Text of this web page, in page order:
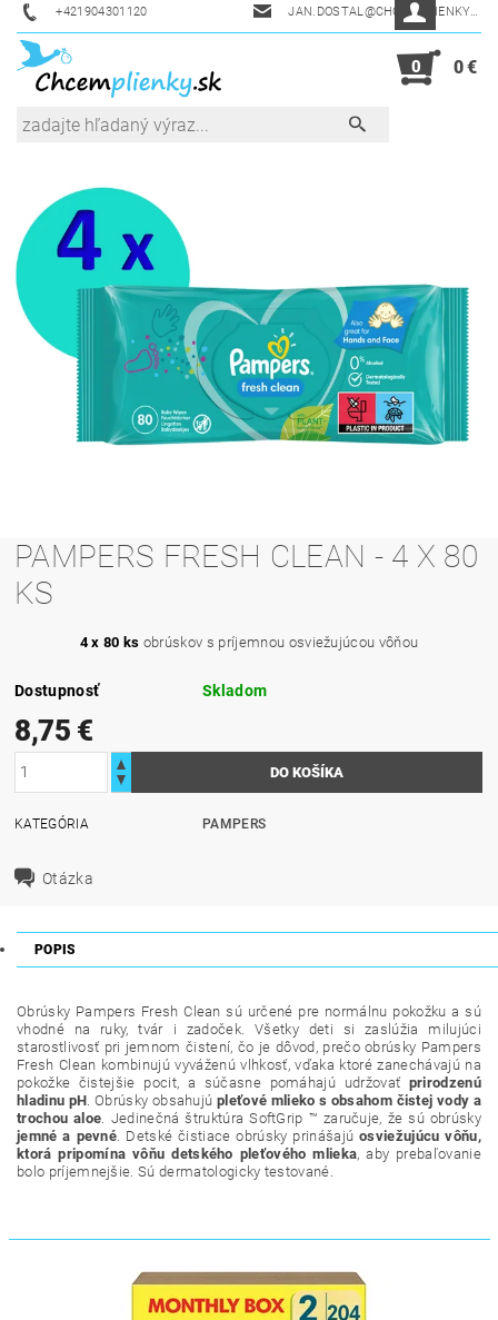
+421904301120 JAN.DOSTAL@CHCEMPLIENKY.SK
0 0 €
PAMPERS FRESH CLEAN - 4 X 80
KS
4 x 80 ks obrúskov s príjemnou osviežujúcou vôňou
Dostupnosť Skladom
8,75 €
KATEGÓRIA PAMPERS
Otázka
POPIS
Obrúsky Pampers Fresh Clean sú určené pre normálnu pokožku a sú
vhodné na ruky, tvár i zadoček. Všetky deti si zaslúžia milujúci
starostlivosť pri jemnom čistení, čo je dôvod, prečo obrúsky Pampers
Fresh Clean kombinujú vyváženú vlhkosť, vďaka ktoré zanechávajú na
pokožke čistejšie pocit, a súčasne pomáhajú udržovať prirodzenú
hladinu pH. Obrúsky obsahujú pleťové mlieko s obsahom čistej vody a
trochou aloe. Jedinečná štruktúra SoftGrip ™ zaručuje, že sú obrúsky
jemné a pevné. Detské čistiace obrúsky prinášajúosviežujúcu vôňu,
ktorá pripomína vôňu detského pleťového mlieka, aby prebaľovanie
bolo príjemnejšie. Sú dermatologicky testované.